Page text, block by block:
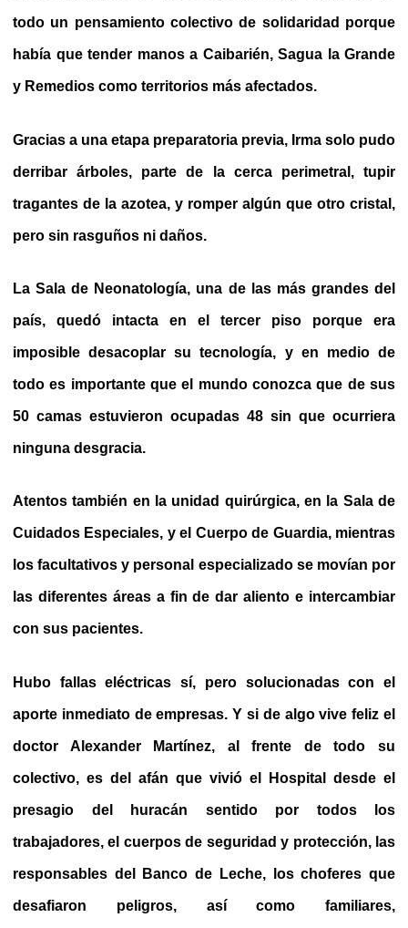
todo un pensamiento colectivo de solidaridad porque
había que tender manos a Caibarién, Sagua la Grande
y Remedios como territorios más afectados.
Gracias a una etapa preparatoria previa, Irma solo pudo
derribar árboles, parte de la cerca perimetral, tupir
tragantes de la azotea, y romper algún que otro cristal,
pero sin rasguños ni daños.
La Sala de Neonatología, una de las más grandes del
país, quedó intacta en el tercer piso porque era
imposible desacoplar su tecnología, y en medio de
todo es importante que el mundo conozca que de sus
50 camas estuvieron ocupadas 48 sin que ocurriera
ninguna desgracia.
Atentos también en la unidad quirúrgica, en la Sala de
Cuidados Especiales, y el Cuerpo de Guardia, mientras
los facultativos y personal especializado se movían por
las diferentes áreas a fin de dar aliento e intercambiar
con sus pacientes.
Hubo fallas eléctricas sí, pero solucionadas con el
aporte inmediato de empresas. Y si de algo vive feliz el
doctor Alexander Martínez, al frente de todo su
colectivo, es del afán que vivió el Hospital desde el
presagio del huracán sentido por todos los
trabajadores, el cuerpos de seguridad y protección, las
responsables del Banco de Leche, los choferes que
desafiaron peligros, así como familiares,